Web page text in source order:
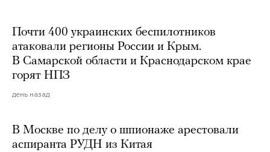
Почти 400 украинских беспилотников
атаковали регионы России и Крым.
В Самарской области и Краснодарском крае
горят НПЗ
день назад
В Москве по делу о шпионаже арестовали
аспиранта РУДН из Китая